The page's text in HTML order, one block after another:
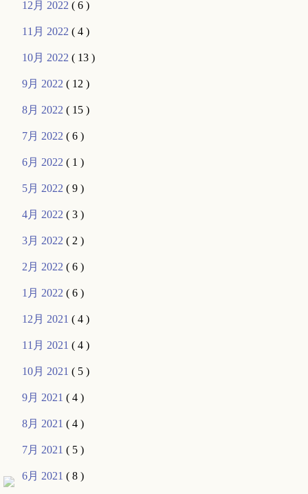
12月 2022( 6 )
11月 2022( 4 )
10月 2022( 13 )
9月 2022( 12 )
8月 2022( 15 )
7月 2022( 6 )
6月 2022( 1 )
5月 2022( 9 )
4月 2022( 3 )
3月 2022( 2 )
2月 2022( 6 )
1月 2022( 6 )
12月 2021( 4 )
11月 2021( 4 )
10月 2021( 5 )
9月 2021( 4 )
8月 2021( 4 )
7月 2021( 5 )
6月 2021( 8 )